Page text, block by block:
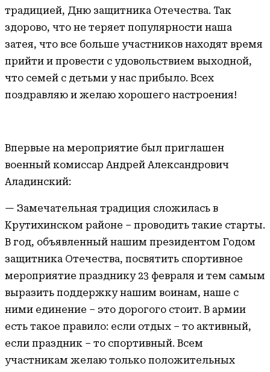
традицией, Дню защитника Отечества. Так
здорово, что не теряет популярности наша
затея, что все больше участников находят время
прийти и провести с удовольствием выходной,
что семей с детьми у нас прибыло. Всех
поздравляю и желаю хорошего настроения!
Впервые на мероприятие был приглашен
военный комиссар Андрей Александрович
Аладинский:
— Замечательная традиция сложилась в
Крутихинском районе – проводить такие старты.
В год, объявленный нашим президентом Годом
защитника Отечества, посвятить спортивное
мероприятие празднику 23 февраля и тем самым
выразить поддержку нашим воинам, наше с
ними единение – это дорогого стоит. В армии
есть такое правило: если отдых – то активный,
если праздник – то спортивный. Всем
участникам желаю только положительных